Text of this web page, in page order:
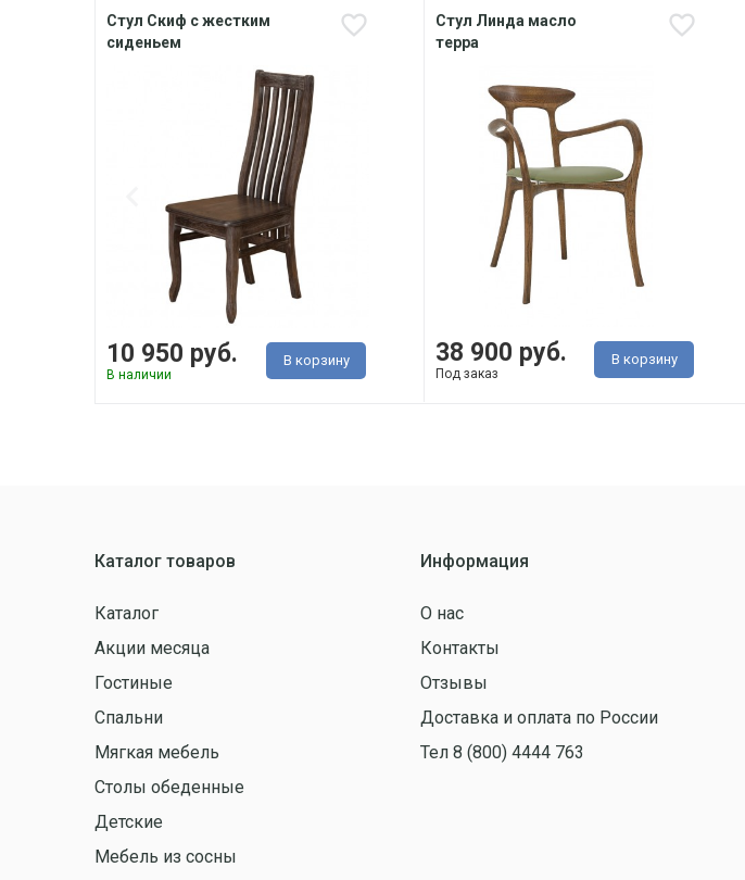
Стул Скиф с жестким
сиденьем
10 950 руб.
В наличии
В корзину
Стул Линда масло
терра
38 900 руб.
Под заказ
В корзину
Каталог товаров
Каталог
Акции месяца
Гостиные
Спальни
Мягкая мебель
Столы обеденные
Детские
Мебель из сосны
Информация
О нас
Контакты
Отзывы
Доставка и оплата по России
Тел 8 (800) 4444 763